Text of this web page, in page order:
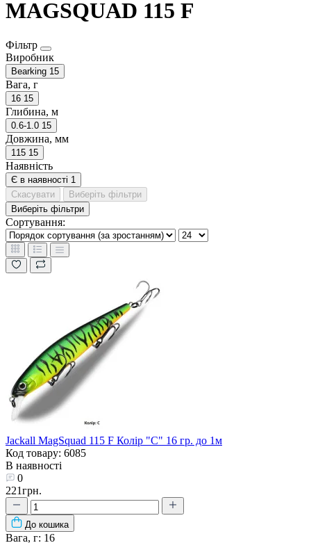
MAGSQUAD 115 F
Фільтр
Виробник
Bearking 15
Вага, г
16 15
Глибина, м
0.6-1.0 15
Довжина, мм
115 15
Наявність
Є в наявності 1
Скасувати
Виберіть фільтри
Виберіть фільтри
Сортування:
Jackall MagSquad 115 F Колір "C" 16 гр. до 1м
Код товару: 6085
В наявності
0
221грн.
До кошика
Вага, г: 16